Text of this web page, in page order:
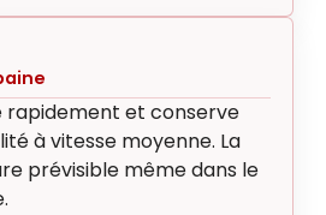
rapidement et conserve
à vitesse moyenne. La
prévisible même dans le